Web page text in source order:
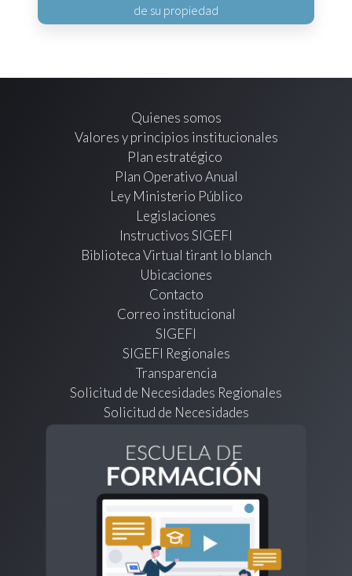
de su propiedad
Quienes somos
Valores y principios institucionales
Plan estratégico
Plan Operativo Anual
Ley Ministerio Público
Legislaciones
Instructivos SIGEFI
Biblioteca Virtual tirant lo blanch
Ubicaciones
Contacto
Correo institucional
SIGEFI
SIGEFI Regionales
Transparencia
Solicitud de Necesidades Regionales
Solicitud de Necesidades